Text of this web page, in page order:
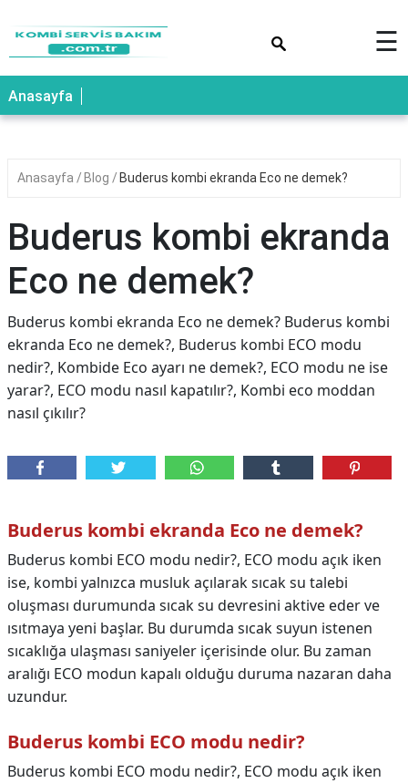
☰
Anasayfa
Anasayfa Blog Buderus kombi ekranda Eco ne demek?
Buderus kombi ekranda
Eco ne demek?
Buderus kombi ekranda Eco ne demek? Buderus kombi
ekranda Eco ne demek?, Buderus kombi ECO modu
nedir?, Kombide Eco ayarı ne demek?, ECO modu ne ise
yarar?, ECO modu nasıl kapatılır?, Kombi eco moddan
nasıl çıkılır?
Buderus kombi ekranda Eco ne demek?
Buderus kombi ECO modu nedir?, ECO modu açık iken
ise, kombi yalnızca musluk açılarak sıcak su talebi
oluşması durumunda sıcak su devresini aktive eder ve
ısıtmaya yeni başlar. Bu durumda sıcak suyun istenen
sıcaklığa ulaşması saniyeler içerisinde olur. Bu zaman
aralığı ECO modun kapalı olduğu duruma nazaran daha
uzundur.
Buderus kombi ECO modu nedir?
Buderus kombi ECO modu nedir?, ECO modu açık iken